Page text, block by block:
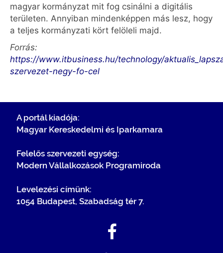
magyar kormányzat mit fog csinálni a digitális
területen. Annyiban mindenképpen más lesz, hogy
a teljes kormányzati kört felöleli majd.
Forrás:
https://www.itbusiness.hu/technology/
szervezet-negy-fo-cel
A portál kiadója:
Magyar Kereskedelmi és Iparkamara
Felelős szervezeti egység:
Modern Vállalkozások Programiroda
Levelezési címünk:
1054 Budapest, Szabadság tér 7.